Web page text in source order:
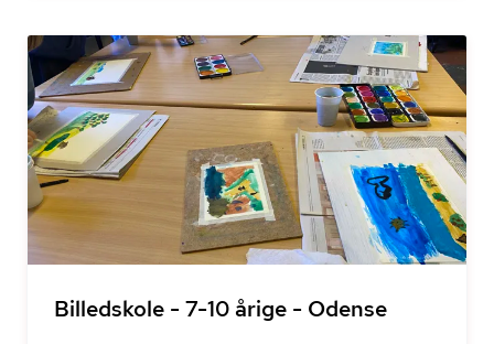
Billedskole - 7-10 årige - Odense